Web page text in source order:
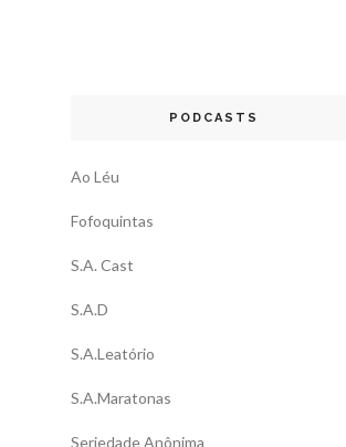
PODCASTS
Ao Léu
Fofoquintas
S.A. Cast
S.A.D
S.A.Leatório
S.A.Maratonas
Seriedade Anônima